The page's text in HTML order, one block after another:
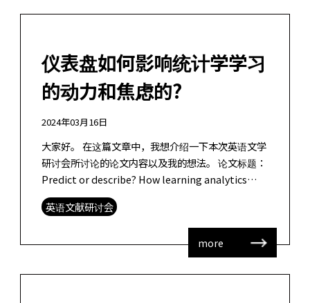
仪表盘如何影响统计学学习
的动力和焦虑的?
2024年03月16日
大家好。 在这篇文章中，我想介绍一下本次英语文学
研讨会所讨论的论文内容以及我的想法。 论文标题：
Predict or describe? How learning analytics
dashboard design i […]
英语文献研讨会
more